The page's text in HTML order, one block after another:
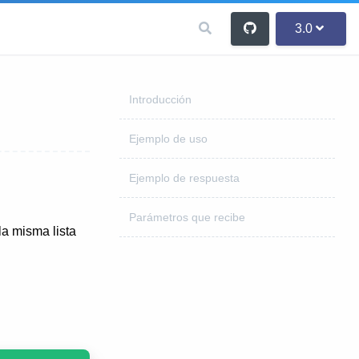
3.0
Introducción
Ejemplo de uso
Ejemplo de respuesta
Parámetros que recibe
misma lista